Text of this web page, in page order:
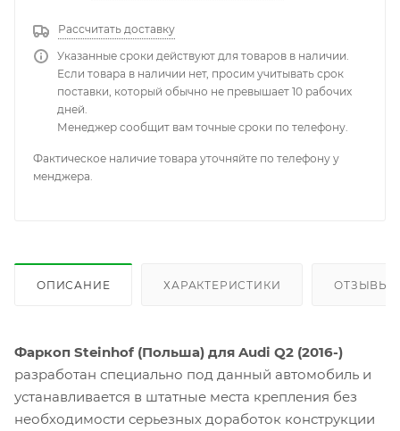
Рассчитать доставку
Указанные сроки действуют для товаров в наличии.
Если товара в наличии нет, просим учитывать срок
поставки, который обычно не превышает 10 рабочих
дней.
Менеджер сообщит вам точные сроки по телефону.
Фактическое наличие товара уточняйте по телефону у
менджера.
ОПИСАНИЕ ХАРАКТЕРИСТИКИ ОТЗЫВЫ
Фаркоп Steinhof (Польша) для Audi Q2 (2016-)
разработан специально под данный автомобиль и
устанавливается в штатные места крепления без
необходимости серьезных доработок конструкции